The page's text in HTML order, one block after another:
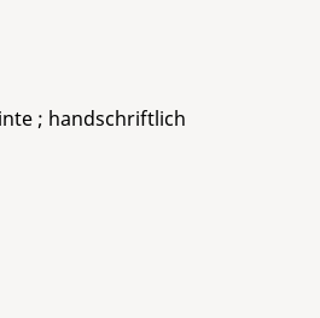
; handschriftlich